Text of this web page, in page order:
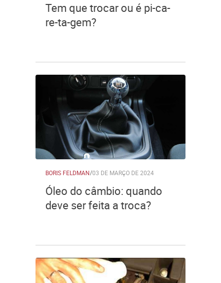
Tem que trocar ou é pi-ca-
re-ta-gem?
BORIS FELDMAN/03 DE MARÇO DE 2024
Óleo do câmbio: quando
deve ser feita a troca?